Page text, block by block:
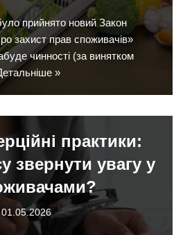
прийнято новий Закон
захист прав споживачів»
чинності (за винятком
»
практики:
звернути увагу у
01.05.2026